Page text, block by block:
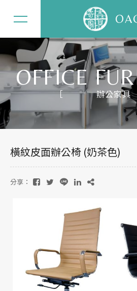
OFFICE
辦公家具
橫紋皮面辦公椅 (奶茶色)
分享：
關於奇鑫
辦公家具
居家家具
精選案例
最新消息
聯絡我們